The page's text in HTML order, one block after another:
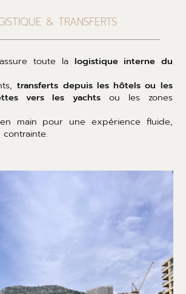
& TRANSFERTS
toute lalogistique interne du
transferts depuis les hôtels ou les
vers les yachtsou les zones
main pour une expérience fluide,